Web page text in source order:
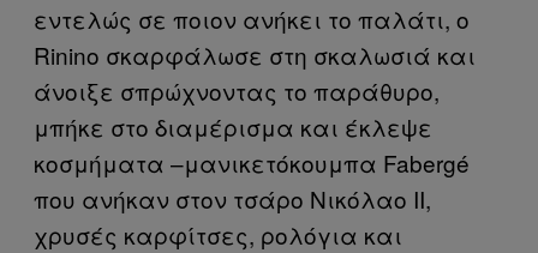
εντελώς σε ποιον ανήκει το παλάτι, ο
Rinino σκαρφάλωσε στη σκαλωσιά και
άνοιξε σπρώχνοντας το παράθυρο,
μπήκε στο διαμέρισμα και έκλεψε
κοσμήματα –μανικετόκουμπα Fabergé
που ανήκαν στον τσάρο Νικόλαο ΙΙ,
χρυσές καρφίτσες, ρολόγια και